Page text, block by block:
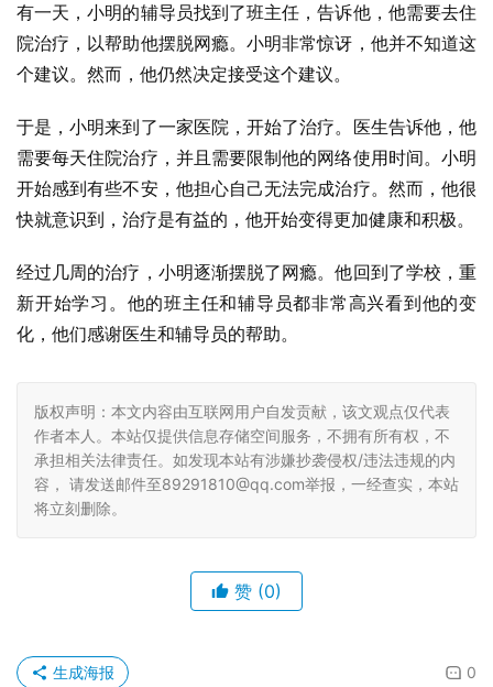
有一天，小明的辅导员找到了班主任，告诉他，他需要去住
院治疗，以帮助他摆脱网瘾。小明非常惊讶，他并不知道这
个建议。然而，他仍然决定接受这个建议。
于是，小明来到了一家医院，开始了治疗。医生告诉他，他
需要每天住院治疗，并且需要限制他的网络使用时间。小明
开始感到有些不安，他担心自己无法完成治疗。然而，他很
快就意识到，治疗是有益的，他开始变得更加健康和积极。
经过几周的治疗，小明逐渐摆脱了网瘾。他回到了学校，重
新开始学习。他的班主任和辅导员都非常高兴看到他的变
化，他们感谢医生和辅导员的帮助。
版权声明：本文内容由互联网用户自发贡献，该文观点仅代表
作者本人。本站仅提供信息存储空间服务，不拥有所有权，不
承担相关法律责任。如发现本站有涉嫌抄袭侵权/违法违规的内
容， 请发送邮件至89291810@qq.com举报，一经查实，本站
将立刻删除。
赞 (0)
0
生成海报